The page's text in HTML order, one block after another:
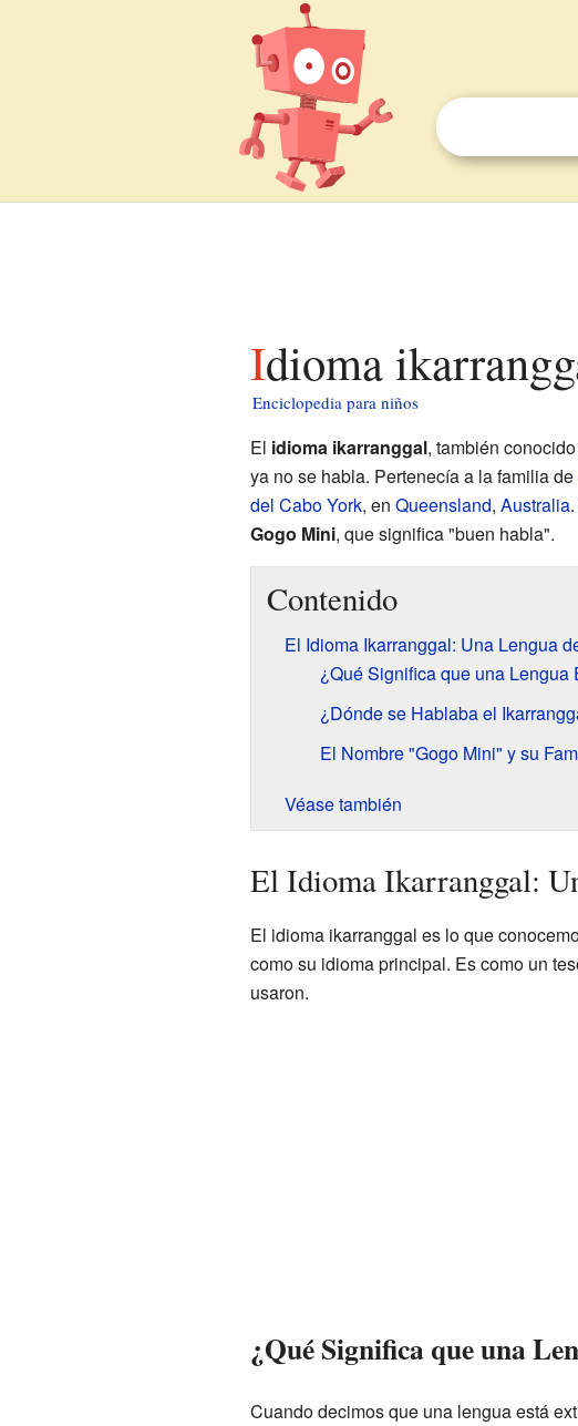
Idioma
Enciclopedia para niños
El idioma ikarranggal, también
ya no se habla. Pertenecía a la familia de
del Cabo York, en Queensland, Australia
Gogo Mini, que significa "buen habla".
Contenido
El Idioma Ikarranggal: Una Lengua
¿Qué Significa que una Lengua
¿Dónde se Hablaba el
El Nombre "Gogo Mini" y su
Véase también
El Idioma Ikarranggal:
El idioma ikarranggal es lo que
como su idioma principal. Es como un
usaron.
¿Qué Significa que una
Cuando decimos que una lengua está